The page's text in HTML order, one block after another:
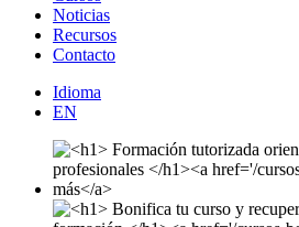
Noticias
Recursos
Contacto
Idioma
EN